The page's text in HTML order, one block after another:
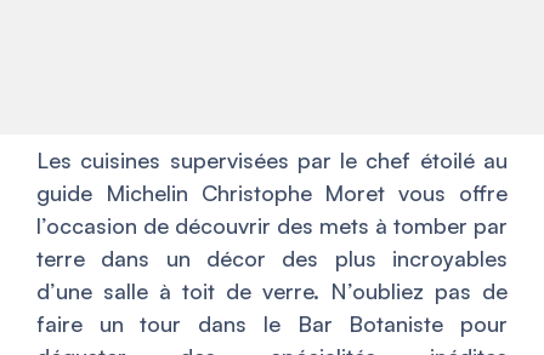
Les cuisines supervisées par le chef étoilé au
guide Michelin Christophe Moret vous offre
l’occasion de découvrir des mets à tomber par
terre dans un décor des plus incroyables
d’une salle à toit de verre. N’oubliez pas de
faire un tour dans le Bar Botaniste pour